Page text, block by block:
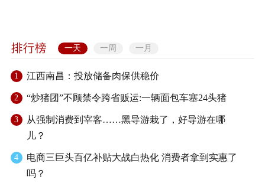
一天 一周 一月
1 江西南昌：投放储备肉保供稳价
2 “炒猪团”不顾禁令跨省贩运:一辆面包车塞24头猪
3
从强制消费到宰客……黑导游栽了，好导游在哪
儿？
4
电商三巨头百亿补贴大战白热化 消费者拿到实惠了
吗？